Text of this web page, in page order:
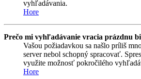
vyhľadávania.
Hore
Prečo mi vyhľadávanie vracia prázdnu
Vašou požiadavkou sa našlo príliš
server nebol schopný spracovať.
využite možnosť pokročilého
Hore